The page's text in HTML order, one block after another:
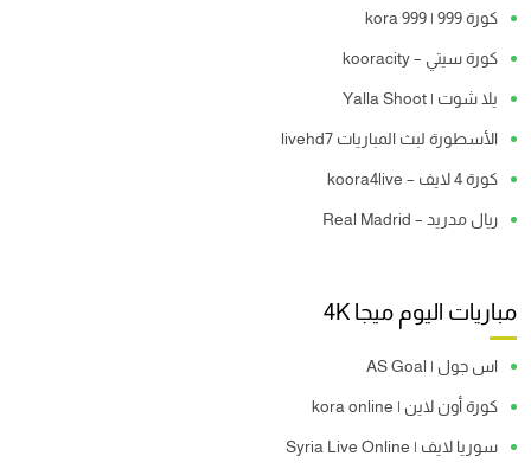
كورة 999 | kora 999
كورة سيتي – kooracity
يلا شوت | Yalla Shoot
الأسطورة لبث المباريات livehd7
كورة 4 لايف – koora4live
ريال مدريد – Real Madrid
مباريات اليوم ميجا 4K
اس جول | AS Goal
كورة أون لاين | kora online
سوريا لايف | Syria Live Online